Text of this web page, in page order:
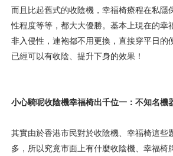
而且比起舊式的收陰機，幸福椅療程在私隱
性程度等等，都大大優勝。基本上現在的幸
非入侵性，連袍都不用更換，直接穿平日的
已經可以有收陰、提升下身的效果！
小心騎呢收陰機幸福椅出千位一：不知名機
其實由於香港市民對於收陰機、幸福椅這些
多，所以究竟市面上有什麼收陰機、幸福椅